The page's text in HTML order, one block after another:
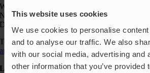
This website uses cookies
We use cookies to personalise
and to analyse our traffic. We also
with our social media, advertising
other information that you’ve
Wapro GmbH
Neumarkt 1
DE-49074 Osnabrück
Telefon: +49 541 963 24144
anfragen@wapro.com
Lösungen